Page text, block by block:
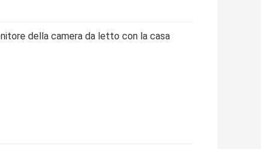
della camera da letto con la casa